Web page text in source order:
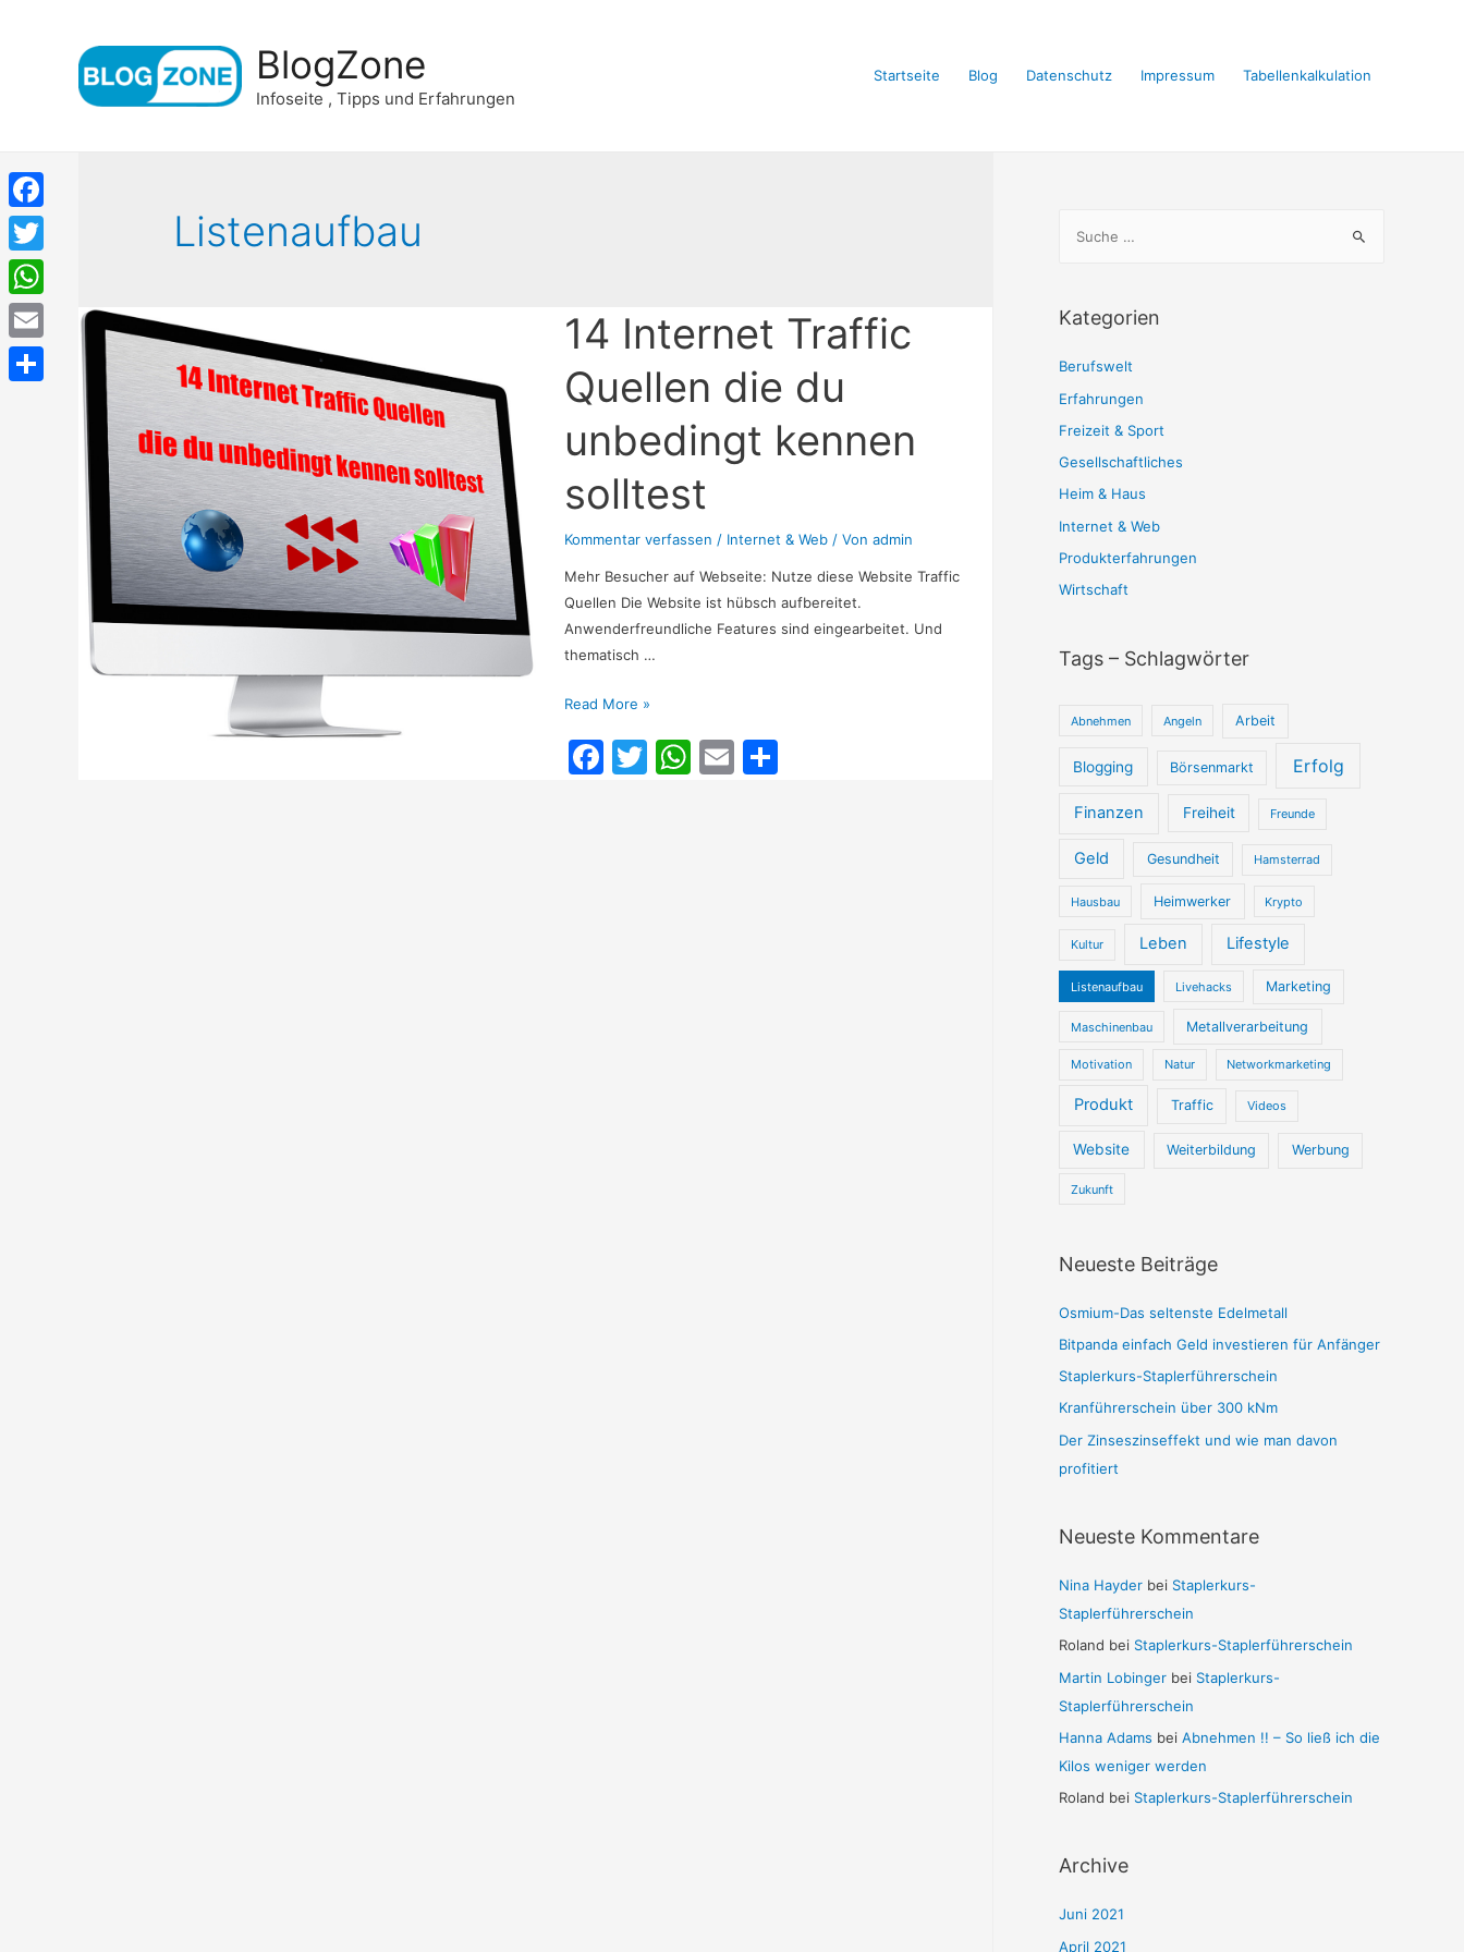
BlogZone
Infoseite , Tipps und Erfahrungen
Startseite Blog Datenschutz Impressum Tabellenkalkulation
Listenaufbau
14 Internet Traffic
Quellen die du
unbedingt kennen
solltest
Kommentar verfassen / Internet & Web / Von admin
Mehr Besucher auf Webseite: Nutze diese Website Traffic
Quellen Die Website ist hübsch aufbereitet.
Anwenderfreundliche Features sind eingearbeitet. Und
thematisch …
14
Traffic
Read More »
F
T
W E
h
n
a
Kategorien
Berufswelt
Erfahrungen
Freizeit & Sport
Gesellschaftliches
Heim & Haus
Internet & Web
Produkterfahrungen
Wirtschaft
Tags – Schlagwörter
Abnehmen Angeln Arbeit
Blogging Börsenmarkt Erfolg
Finanzen Freiheit Freunde
Geld Gesundheit Hamsterrad
Hausbau Heimwerker Krypto
Kultur Leben Lifestyle
Listenaufbau Livehacks Marketing
Maschinenbau Metallverarbeitung
Motivation Natur Networkmarketing
Produkt Traffic Videos
Website Weiterbildung Werbung
Zukunft
Neueste Beiträge
Osmium-Das seltenste Edelmetall
Bitpanda einfach Geld investieren für Anfänger
Staplerkurs-Staplerführerschein
Kranführerschein über 300 kNm
Der Zinseszinseffekt und wie man davon
profitiert
Neueste Kommentare
Nina Hayder bei Staplerkurs-
Staplerführerschein
Roland bei Staplerkurs-Staplerführerschein
Martin Lobinger bei Staplerkurs-
Staplerführerschein
Hanna Adams bei Abnehmen !! – So ließ ich die
Kilos weniger werden
Roland bei Staplerkurs-Staplerführerschein
Archive
Juni 2021
April 2021
Facebook
Twitter
WhatsApp
Email